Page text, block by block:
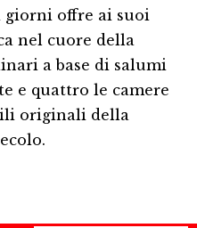
offre ai suoi
nel cuore della
a base di salumi
e quattro le camere
originali della